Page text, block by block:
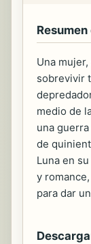
Una
sobrevivir
medio de
una
de
Luna en
y
para dar